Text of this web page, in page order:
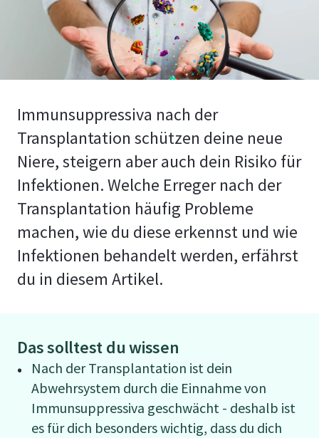
Immunsuppressiva nach der
Transplantation schützen deine neue
Niere, steigern aber auch dein Risiko für
Infektionen. Welche Erreger nach der
Transplantation häufig Probleme
machen, wie du diese erkennst und wie
Infektionen behandelt werden, erfährst
du in diesem Artikel.
Das solltest du wissen
Nach der Transplantation ist dein
Abwehrsystem durch die Einnahme von
Immunsuppressiva geschwächt - deshalb ist
es für dich besonders wichtig, dass du dich